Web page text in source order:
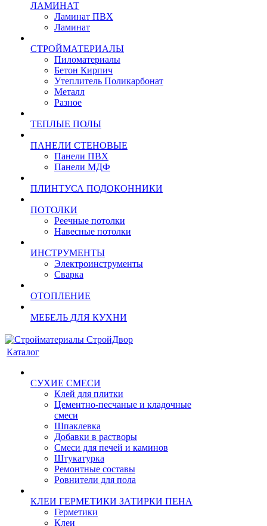
ЛАМИНАТ
Ламинат ПВХ
Ламинат
СТРОЙМАТЕРИАЛЫ
Пиломатериалы
Бетон Кирпич
Утеплитель Поликарбонат
Металл
Разное
ТЕПЛЫЕ ПОЛЫ
ПАНЕЛИ СТЕНОВЫЕ
Панели ПВХ
Панели МДФ
ПЛИНТУСА ПОДОКОННИКИ
ПОТОЛКИ
Реечные потолки
Навесные потолки
ИНСТРУМЕНТЫ
Электроинструменты
Сварка
ОТОПЛЕНИЕ
МЕБЕЛЬ ДЛЯ КУХНИ
Каталог
СУХИЕ СМЕСИ
Клей для плитки
Цементно-песчаные и кладочные
смеси
Шпаклевка
Добавки в растворы
Смеси для печей и каминов
Штукатурка
Ремонтные составы
Ровнители для пола
КЛЕИ ГЕРМЕТИКИ ЗАТИРКИ ПЕНА
Герметики
Клеи